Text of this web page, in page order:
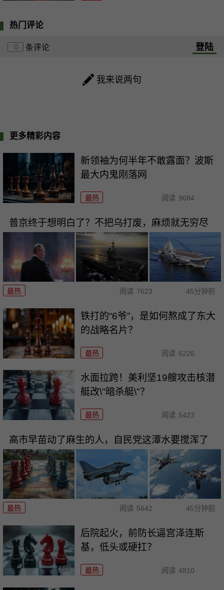
热门评论
0 条评论 登陆
我来说两句
更多精彩内容
新领袖为何半年不敢露面？波斯
最大内鬼刚落网
最热 阅读 9684
普京终于想明白了？不把乌打废，麻烦就无穷尽
最热 阅读 7623 45分钟前
铁打的“6爷”，是如何熬成了东大
的战略名片？
最热 阅读 6226
水面拉跨！美利坚19艘攻击核潜
艇改\"暗杀艇\"？
最热 阅读 5423
高市早苗动了麻生的人，自民党这潭水要搅浑了
最热 阅读 5642 45分钟前
后院起火，前防长逼宫泽连斯
基，低头或硬扛？
最热 阅读 4810